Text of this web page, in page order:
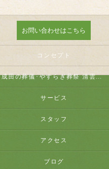
お問い合わせはこちら
コンセプト
成田の葬儀･やすらぎ葬祭 清雲の評判
サービス
スタッフ
アクセス
ブログ